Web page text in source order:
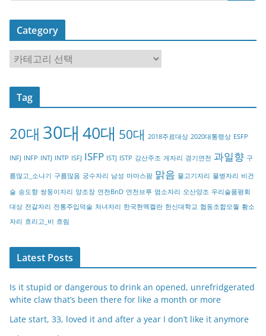
Category
a
t
o
y
Tag
20대 30대 40대 50대 2018주료대상 2020대통령상 ESFP
INFJ INFP INTJ INTP ISFJ ISFP ISTJ ISTP 강산주조 게자리 경기연천 과일향 구
름많고_소나기 구름많음 궁수자리 남성 마마스팜 맑음 물고기자리 물병자리 비건
술 송도향 쌍둥이자리 양조장 연천BnD 연천브루 염소자리 오산양조 우리술품평회
대상 전갈자리 전통주입덕술 처녀자리 한국현멕켈란 한신대학교 협동조합모월 황소
자리 흐리고_비 흐림
Latest Posts
Is it stupid or dangerous to drink an opened, unrefridgerated
white claw that’s been there for like a month or more
Late start, 33, loved it and after a year I don’t like it anymore